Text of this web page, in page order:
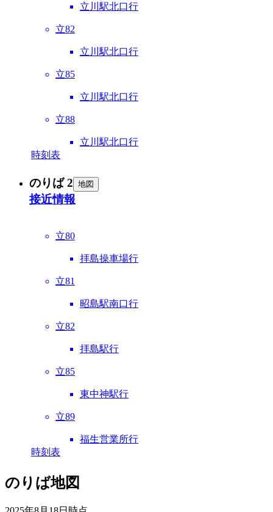
立川駅北口行
立82
立川駅北口行
立85
立川駅北口行
立88
立川駅北口行
時刻表
のりば 2 地図
接近情報
立80
拝島操車場行
立81
昭島駅南口行
立82
拝島駅行
立85
東中神駅行
立89
福生営業所行
時刻表
のりば地図